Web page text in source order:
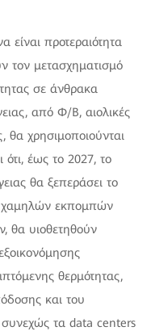
προτεραιότητα
τον μετασχηματισμό
σε άνθρακα
από Φ/Β, αιολικές
θα χρησιμοποιούνται
έως το 2027, το
θα ξεπεράσει το
χαμηλών εκπομπών
θα υιοθετηθούν
θερμότητας,
και του
τα data centers